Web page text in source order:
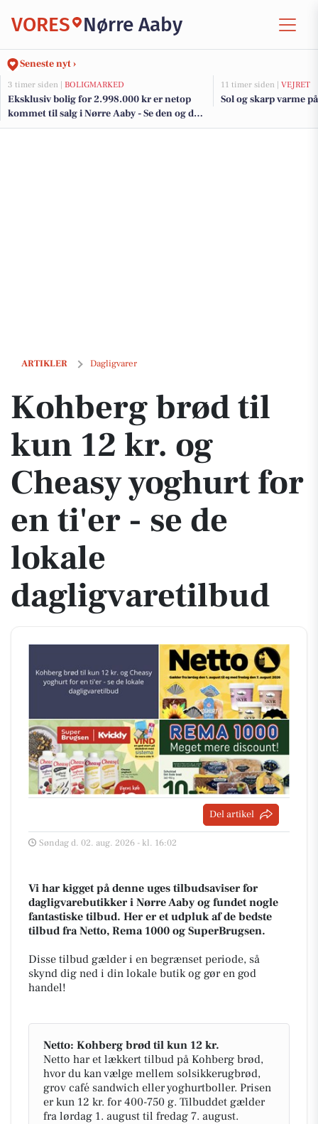
VORES Nørre Aaby
Seneste nyt ›
3 timer siden | BOLIGMARKED
Eksklusiv bolig for 2.998.000 kr er netop
kommet til salg i Nørre Aaby - Se den og de
dyreste boliger her
11 timer siden | VEJRET
Sol og skarp varme
ARTIKLER Dagligvarer
Kohberg brød til kun 12 kr. og Cheasy yoghurt for en ti'er - se de
Kohberg brød til
kun 12 kr. og
Cheasy yoghurt for
en ti'er - se de
lokale
dagligvaretilbud
Del artikel
Søndag d. 02. aug. 2026 - kl. 16:02
Vi har kigget på denne uges tilbudsaviser for
dagligvarebutikker i Nørre Aaby og fundet nogle
fantastiske tilbud. Her er et udpluk af de bedste
tilbud fra Netto, Rema 1000 og SuperBrugsen.
Disse tilbud gælder i en begrænset periode, så
skynd dig ned i din lokale butik og gør en god
handel!
Netto: Kohberg brød til kun 12 kr.
Netto har et lækkert tilbud på Kohberg brød,
hvor du kan vælge mellem solsikkerugbrød,
grov café sandwich eller yoghurtboller. Prisen
er kun 12 kr. for 400-750 g. Tilbuddet gælder
fra lørdag 1. august til fredag 7. august.